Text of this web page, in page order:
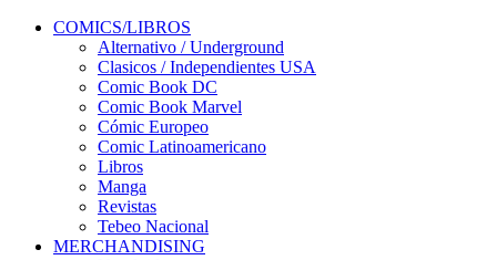
COMICS/LIBROS
Alternativo / Underground
Clasicos / Independientes USA
Comic Book DC
Comic Book Marvel
Cómic Europeo
Comic Latinoamericano
Libros
Manga
Revistas
Tebeo Nacional
MERCHANDISING